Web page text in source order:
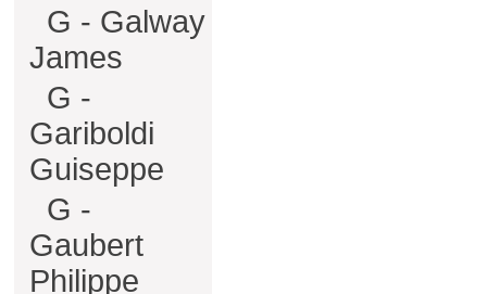
G - Galway
James
G -
Gariboldi
Guiseppe
G -
Gaubert
Philippe